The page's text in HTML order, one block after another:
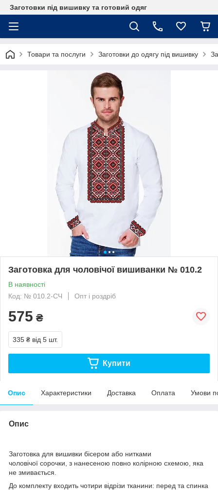
Заготовки під вишивку та готовий одяг
Товари та послуги Заготовки до одягу під вишивку
Заготовка для чоловічої вишиванки № 010.2
В наявності
Код: № 010.2-СЧ
Опт і роздріб
575 ₴
335 ₴ від 5 шт.
Купити
Опис Характеристики Доставка Оплата Умови
Опис
Заготовка для вишивки бісером або нитками
чоловічої сорочки, з нанесеною повно колірною схемою, яка
не змивається.
До комплекту входить чотири відрізи тканини: перед та спинка